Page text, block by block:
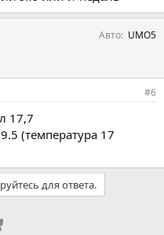
Авто UMO5
#6
17,7
(температура 17
для ответа.
Bluesky